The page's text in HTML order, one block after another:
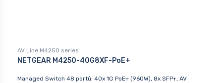
AV Line M4250 series
NETGEAR M4250-40G8XF-PoE+
Managed Switch 48 portů: 40x 1G PoE+ (960W), 8x SFP+, AV